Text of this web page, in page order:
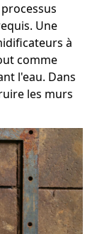
Une
à
comme
l'eau. Dans
les murs